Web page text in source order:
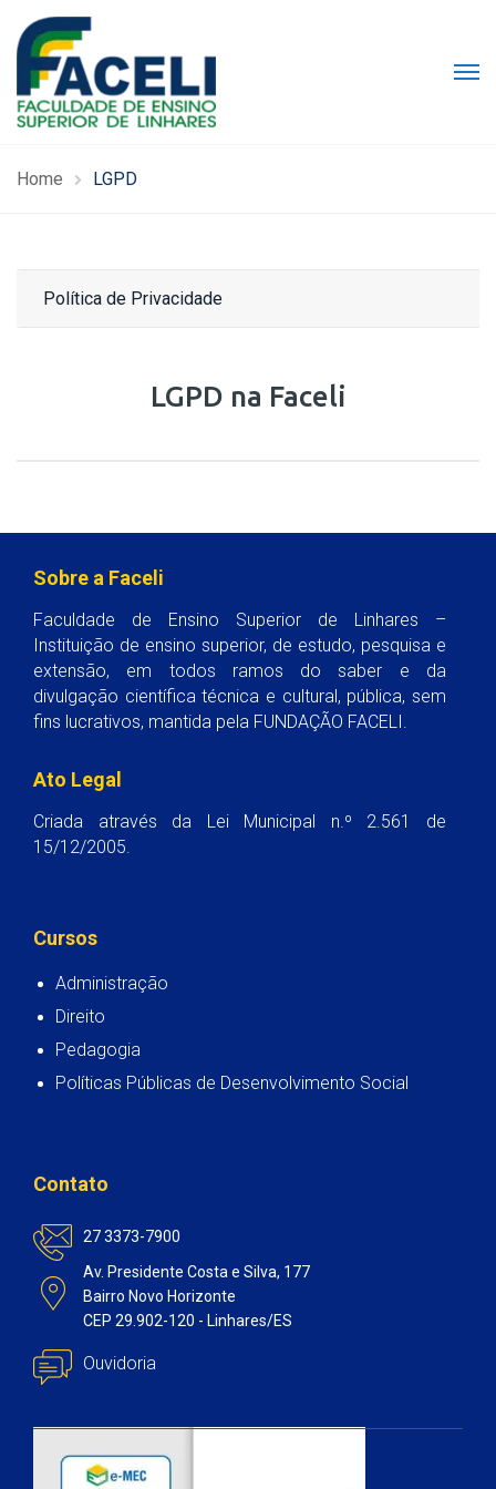
Home LGPD
Política de Privacidade
LGPD na Faceli
Sobre a Faceli
Faculdade de Ensino Superior de Linhares –
Instituição de ensino superior, de estudo, pesquisa e
extensão, em todos ramos do saber e da
divulgação científica técnica e cultural, pública, sem
fins lucrativos, mantida pela FUNDAÇÃO FACELI.
Ato Legal
Criada através da Lei Municipal n.º 2.561 de
15/12/2005.
Cursos
Administração
Direito
Pedagogia
Políticas Públicas de Desenvolvimento Social
Contato
27 3373-7900
Av. Presidente Costa e Silva, 177
Bairro Novo Horizonte
CEP 29.902-120 - Linhares/ES
Ouvidoria